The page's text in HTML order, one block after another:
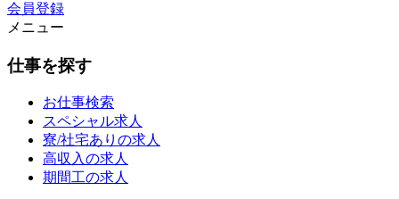
会員登録
メニュー
仕事を探す
お仕事検索
スペシャル求人
寮/社宅ありの求人
高収入の求人
期間工の求人